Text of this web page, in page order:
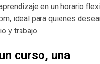
en un horario
ideal para quienes
y trabajo.
curso, una